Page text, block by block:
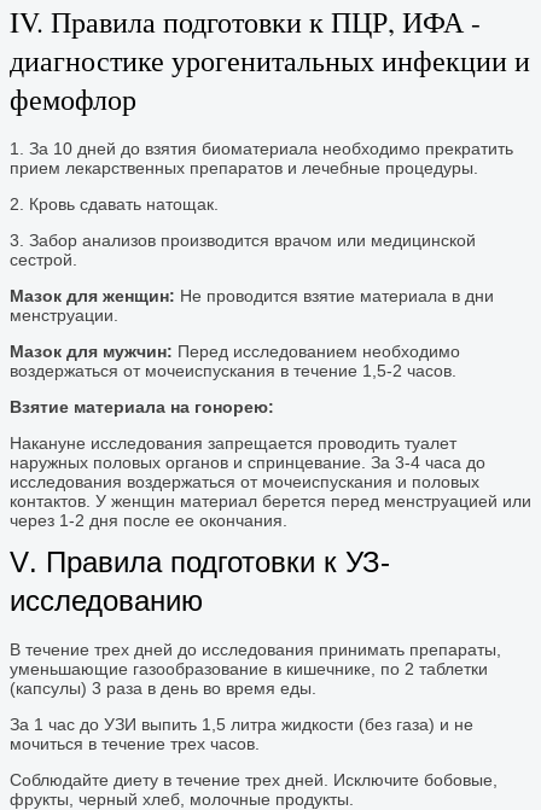
IV. Правила подготовки к ПЦР, ИФА -
диагностике урогенитальных инфекции и
фемофлор
1. За 10 дней до взятия биоматериала необходимо прекратить
прием лекарственных препаратов и лечебные процедуры.
2. Кровь сдавать натощак.
3. Забор анализов производится врачом или медицинской
сестрой.
Мазок для женщин: Не проводится взятие материала в дни
менструации.
Мазок для мужчин: Перед исследованием необходимо
воздержаться от мочеиспускания в течение 1,5-2 часов.
Взятие материала на гонорею:
Накануне исследования запрещается проводить туалет
наружных половых органов и спринцевание. За 3-4 часа до
исследования воздержаться от мочеиспускания и половых
контактов. У женщин материал берется перед менструацией или
через 1-2 дня после ее окончания.
V. Правила подготовки к УЗ-
исследованию
В течение трех дней до исследования принимать препараты,
уменьшающие газообразование в кишечнике, по 2 таблетки
(капсулы) 3 раза в день во время еды.
За 1 час до УЗИ выпить 1,5 литра жидкости (без газа) и не
мочиться в течение трех часов.
Соблюдайте диету в течение трех дней. Исключите бобовые,
фрукты, черный хлеб, молочные продукты.